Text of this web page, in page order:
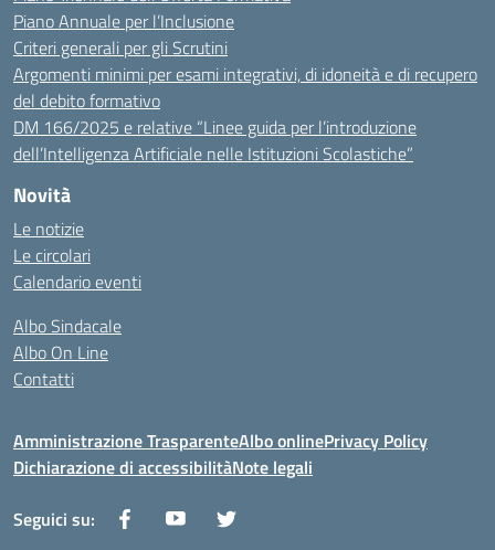
Piano Annuale per l’Inclusione
Criteri generali per gli Scrutini
Argomenti minimi per esami integrativi, di idoneità e di recupero
del debito formativo
DM 166/2025 e relative “Linee guida per l’introduzione
dell’Intelligenza Artificiale nelle Istituzioni Scolastiche”
Novità
Le notizie
Le circolari
Calendario eventi
Albo Sindacale
Albo On Line
Contatti
Amministrazione TrasparenteAlbo onlinePrivacy Policy
Dichiarazione di accessibilitàNote legali
Seguici su: